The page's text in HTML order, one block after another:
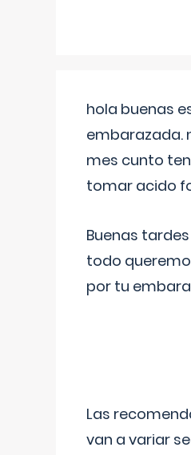
hola buenas
embarazada.
mes cunto
tomar acido
Buenas
todo
por tu
Las
van a variar